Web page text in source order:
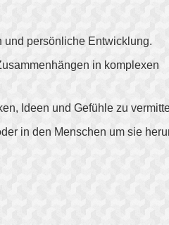
und persönliche Entwicklung.
in komplexen
Ideen und Gefühle zu
in den Menschen um sie